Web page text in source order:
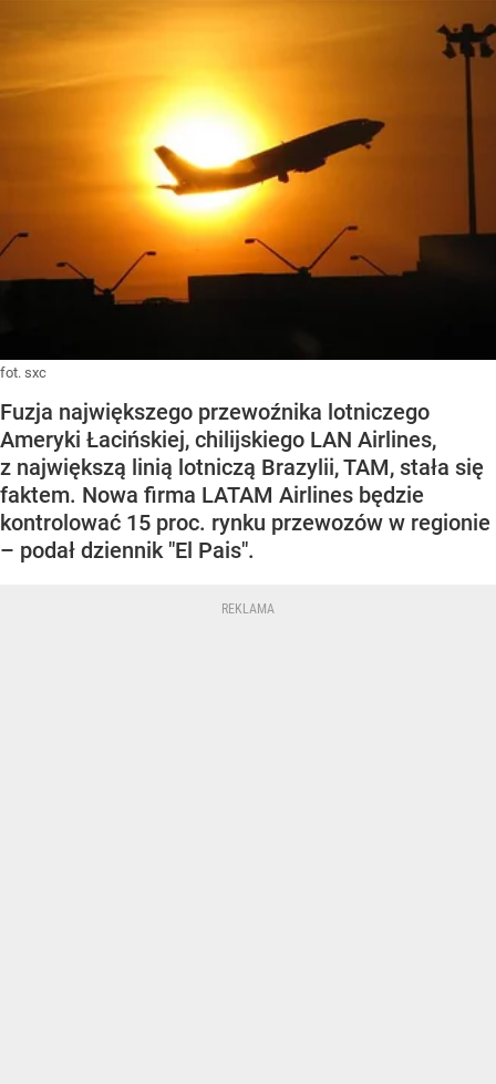
fot. sxc
Fuzja największego przewoźnika lotniczego
Ameryki Łacińskiej, chilijskiego LAN Airlines,
z największą linią lotniczą Brazylii, TAM, stała się
faktem. Nowa firma LATAM Airlines będzie
kontrolować 15 proc. rynku przewozów w regionie
– podał dziennik "El Pais".